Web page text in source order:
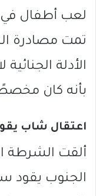
لعب أطفال
تمت مصادرة
الأدلة
بأنه كان
اعتقال شاب
ألقت
الجنوب يقود